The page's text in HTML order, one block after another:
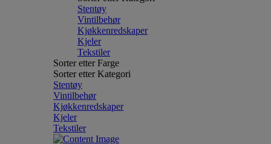
Stentøy
Vintilbehør
Kjøkkenredskaper
Kjeler
Tekstiler
Sorter etter Farge
Sorter etter Kategori
Stentøy
Vintilbehør
Kjøkkenredskaper
Kjeler
Tekstiler